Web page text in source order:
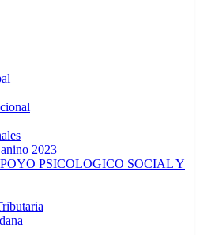
2023
PSICOLOGICO SOCIAL Y